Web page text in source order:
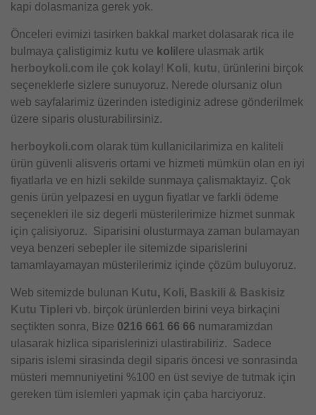
kapi dolasmaniza gerek yok.
Önceleri evimizi tasirken bakkal market dolasarak rica ile
bulmaya çalistigimiz kutu ve koli lere ulasmak artik
herboykoli.com ile çok kolay! Koli, kutu, ürünlerini birçok
seçeneklerle sizlere sunuyoruz. Nerede olursaniz olun
web sayfalarimiz üzerinden istediginiz adrese gönderilmek
üzere siparis olusturabilirsiniz.
herboykoli.com olarak tüm kullanicilarimiza en kaliteli
ürün güvenli alisveris ortami ve hizmeti mümkün olan en iyi
fiyatlarla ve en hizli sekilde sunmaya çalismaktayiz. Çok
genis ürün yelpazesi en uygun fiyatlar ve farkli ödeme
seçenekleri ile siz degerli müsterilerimize hizmet sunmak
için çalisiyoruz. Siparisini olusturmaya zaman bulamayan
veya benzeri sebepler ile sitemizde siparislerini
tamamlayamayan müsterilerimiz içinde çözüm buluyoruz.
Web sitemizde bulunan Kutu, Koli, Baskili & Baskisiz
Kutu Tipleri vb. birçok ürünlerden birini veya birkaçini
seçtikten sonra, Bize 0216 661 66 66 numaramizdan
ulasarak hizlica siparislerinizi ulastirabiliriz. Sadece
siparis islemi sirasinda degil siparis öncesi ve sonrasinda
müsteri memnuniyetini %100 en üst seviye de tutmak için
gereken tüm islemleri yapmak için çaba harciyoruz.